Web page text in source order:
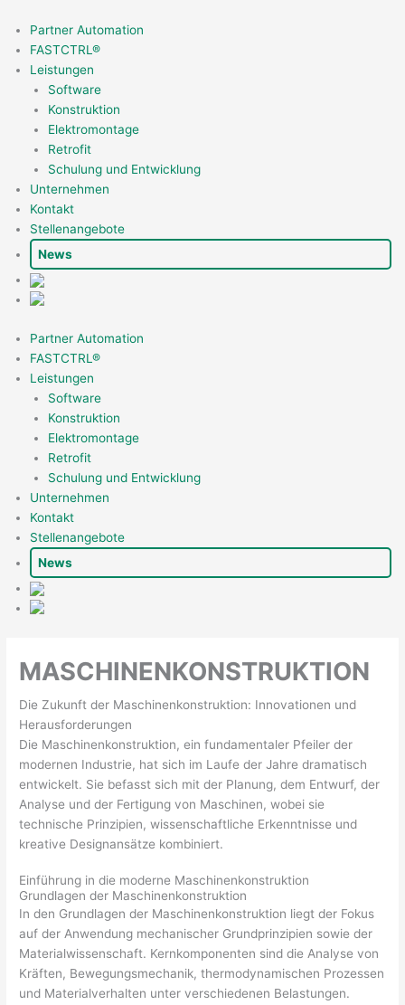
Inhalt
springen
Partner Automation
FASTCTRL®
Leistungen
Software
Konstruktion
Elektromontage
Retrofit
Schulung und Entwicklung
Unternehmen
Kontakt
Stellenangebote
News
Partner Automation
FASTCTRL®
Leistungen
Software
Konstruktion
Elektromontage
Retrofit
Schulung und Entwicklung
Unternehmen
Kontakt
Stellenangebote
News
MASCHINENKONSTRUKTION
Die Zukunft der Maschinenkonstruktion: Innovationen und
Herausforderungen
Die Maschinenkonstruktion, ein fundamentaler Pfeiler der
modernen Industrie, hat sich im Laufe der Jahre dramatisch
entwickelt. Sie befasst sich mit der Planung, dem Entwurf, der
Analyse und der Fertigung von Maschinen, wobei sie
technische Prinzipien, wissenschaftliche Erkenntnisse und
kreative Designansätze kombiniert.
Einführung in die moderne Maschinenkonstruktion
Grundlagen der Maschinenkonstruktion
In den Grundlagen der Maschinenkonstruktion liegt der Fokus
auf der Anwendung mechanischer Grundprinzipien sowie der
Materialwissenschaft. Kernkomponenten sind die Analyse von
Kräften, Bewegungsmechanik, thermodynamischen Prozessen
und Materialverhalten unter verschiedenen Belastungen.